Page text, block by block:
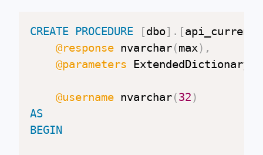
CREATE PROCEDURE [dbo] . [
@response nvarchar(max) ,
@parameters
@username nvarchar(32)
AS
BEGIN